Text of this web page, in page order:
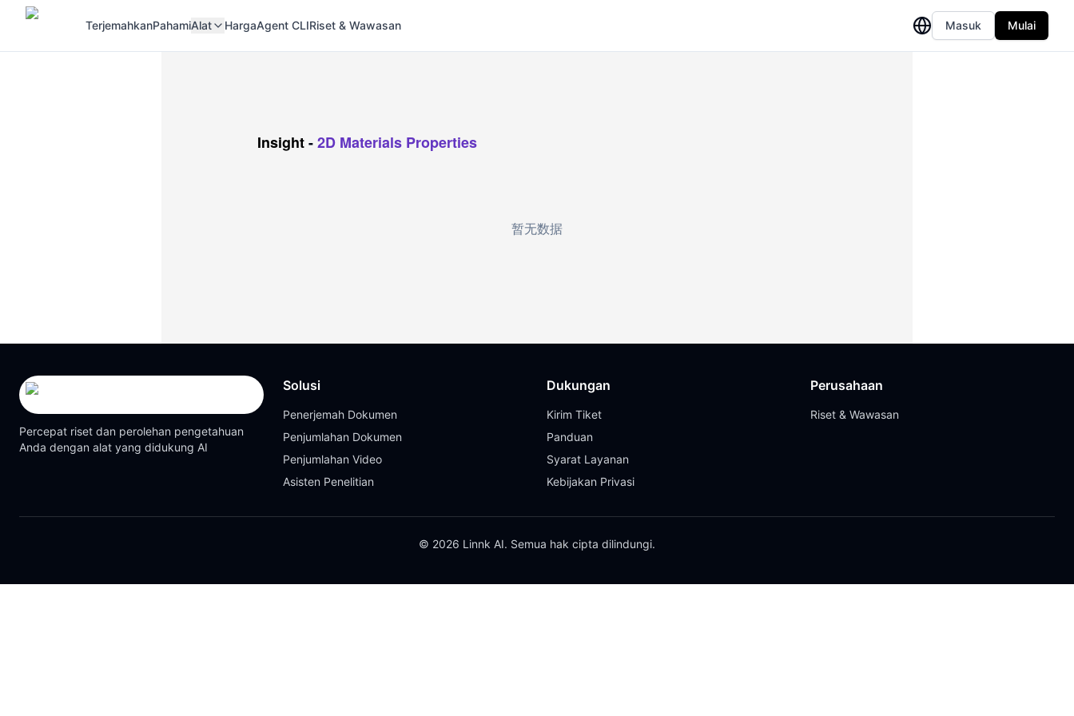
TerjemahkanPahamiAlat HargaAgent CLIRiset & Wawasan Masuk Mulai
Insight-2D Materials Properties
暂无数据
Percepat riset dan perolehan pengetahuan
Anda dengan alat yang didukung AI
Solusi
Penerjemah Dokumen
Penjumlahan Dokumen
Penjumlahan Video
Asisten Penelitian
Dukungan
Kirim Tiket
Panduan
Syarat Layanan
Kebijakan Privasi
Perusahaan
Riset & Wawasan
© 2026 Linnk AI. Semua hak cipta dilindungi.